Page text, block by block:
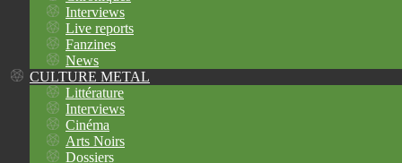
Interviews
Live reports
Fanzines
News
CULTURE METAL
Littérature
Interviews
Cinéma
Arts Noirs
Dossiers